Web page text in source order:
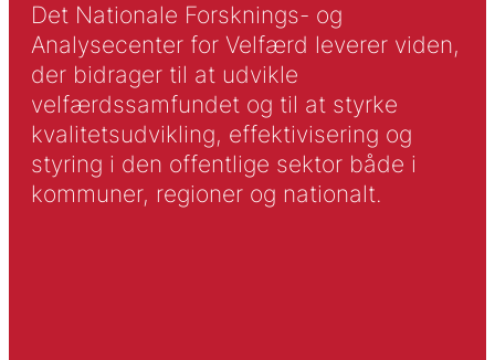
Det Nationale Forsknings- og
Analysecenter for Velfærd leverer viden,
der bidrager til at udvikle
velfærdssamfundet og til at styrke
kvalitetsudvikling, effektivisering og
styring i den offentlige sektor både i
kommuner, regioner og nationalt.